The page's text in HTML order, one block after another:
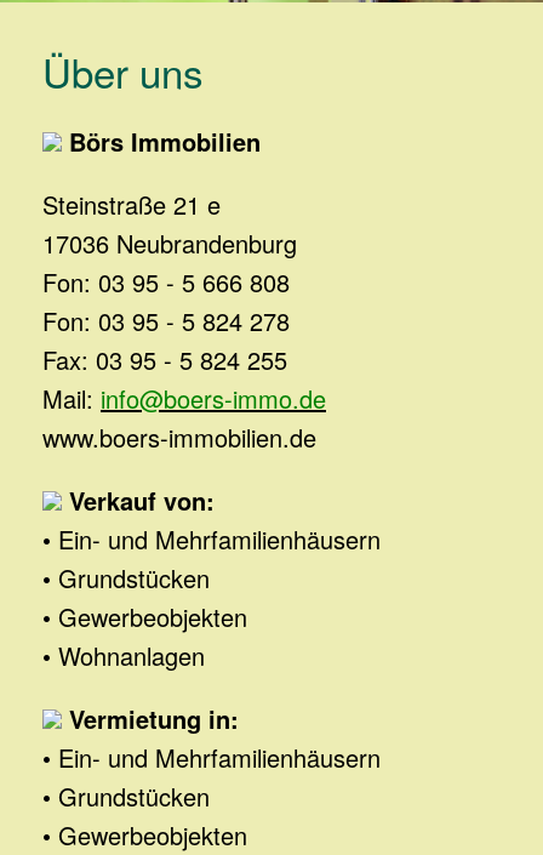
Über uns
Börs Immobilien
Steinstraße 21 e
17036 Neubrandenburg
Fon: 03 95 - 5 666 808
Fon: 03 95 - 5 824 278
Fax: 03 95 - 5 824 255
Mail: info@boers-immo.de
www.boers-immobilien.de
Verkauf von:
• Ein- und Mehrfamilienhäusern
• Grundstücken
• Gewerbeobjekten
• Wohnanlagen
Vermietung in:
• Ein- und Mehrfamilienhäusern
• Grundstücken
• Gewerbeobjekten